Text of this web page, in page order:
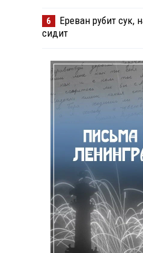
6
Ереван рубит сук,
сидит